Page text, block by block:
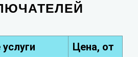
Цена, от